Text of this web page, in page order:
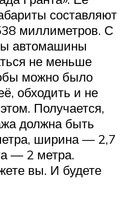
составляют
миллиметров. С
автомашины
не меньше
можно было
обходить и не
Получается,
должна быть
ширина — 2,7
— 2 метра.
вы. И будете